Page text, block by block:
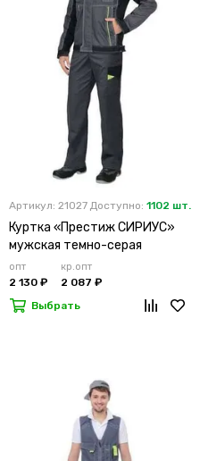
Артикул: 21027 Доступно: 1102 шт.
Куртка «Престиж СИРИУС»
мужская темно-серая
опт
2 130 ₽
кр.опт
2 087 ₽
Выбрать